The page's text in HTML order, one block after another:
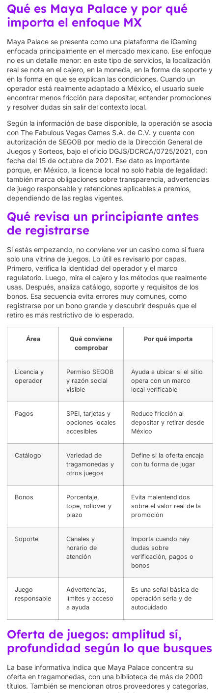
Qué es Maya Palace y por qué
importa el enfoque MX
Maya Palace se presenta como una plataforma de iGaming
enfocada principalmente en el mercado mexicano. Ese enfoque
no es un detalle menor: en este tipo de servicios, la localización
real se nota en el cajero, en la moneda, en la forma de soporte y
en la forma en que se explican las condiciones. Cuando un
operador está realmente adaptado a México, el usuario suele
encontrar menos fricción para depositar, entender promociones
y resolver dudas sin salir del contexto local.
Según la información de base disponible, la operación se asocia
con The Fabulous Vegas Games S.A. de C.V. y cuenta con
autorización de SEGOB por medio de la Dirección General de
Juegos y Sorteos, bajo el oficio DGJS/DCRCA/0725/2021, con
fecha del 15 de octubre de 2021. Ese dato es importante
porque, en México, la licencia local no solo habla de legalidad:
también marca obligaciones sobre transparencia, advertencias
de juego responsable y retenciones aplicables a premios,
dependiendo de las reglas vigentes.
Qué revisa un principiante antes
de registrarse
Si estás empezando, no conviene ver un casino como si fuera
solo una vitrina de juegos. Lo útil es revisarlo por capas.
Primero, verifica la identidad del operador y el marco
regulatorio. Luego, mira el cajero y los métodos que realmente
usas. Después, analiza catálogo, soporte y requisitos de los
bonos. Esa secuencia evita errores muy comunes, como
registrarse por un bono grande y descubrir después que el
retiro es más restrictivo de lo esperado.
Área
Qué conviene
comprobar
Por qué importa
Licencia y
operador
Permiso SEGOB
y razón social
visible
Ayuda a ubicar si el sitio
opera con un marco
local verificable
Pagos
SPEI, tarjetas y
opciones locales
accesibles
Reduce fricción al
depositar y retirar desde
México
Catálogo
Variedad de
tragamonedas y
otros juegos
Define si la oferta encaja
con tu forma de jugar
Bonos
Porcentaje,
tope, rollover y
plazo
Evita malentendidos
sobre el valor real de la
promoción
Soporte
Canales y
horario de
atención
Importa cuando hay
dudas sobre
verificación, pagos o
bonos
Juego
responsable
Advertencias,
límites y acceso
a ayuda
Es una señal básica de
operación seria y de
autocuidado
Oferta de juegos: amplitud sí,
profundidad según lo que busques
La base informativa indica que Maya Palace concentra su
oferta en tragamonedas, con una biblioteca de más de 2000
títulos. También se mencionan otros proveedores y categorías,